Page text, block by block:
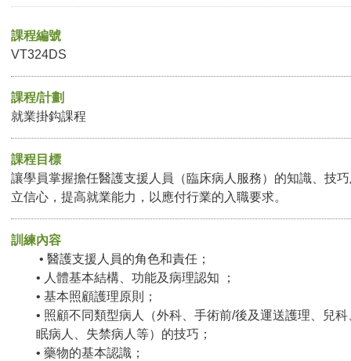
課程編號
VT324DS
課程/計劃
就業掛鈎課程
課程目標
讓學員掌握擔任醫護支援人員（臨床病人服務）的知識、技
立信心，提高就業能力，以應付行業的入職要求。
訓練內容
• 醫護支援人員的角色和責任；
• 人體基本結構、功能及病理認知 ；
• 基本照顧護理原則；
• 照顧不同類型病人（外科、手術前/後及運送護理、兒
眠病人、失禁病人等）的技巧；
• 藥物的基本認識；